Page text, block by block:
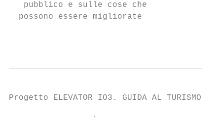
pubblico e sulle cose che
possono essere migliorate
Progetto ELEVATOR IO3. GUIDA AL TURISMO